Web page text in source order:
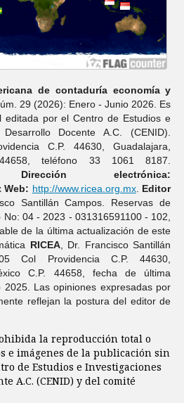
de contaduría economí­a y
29 (2026): Enero - Junio 2026. Es
editada por el Centro de Estudios e
Docente A.C. (CENID).
C.P. 44630, Guadalajara,
teléfono 33 1061 8187.
Dirección electrónica:
Web: http://www.ricea.org.mx. Editor
Santillán Campos. Reservas de
04 - 2023 - 031316591100 - 102,
de la última actualización de este
RICEA, Dr. Francisco Santillán
Col Providencia C.P. 44630,
C.P. 44658, fecha de última
Las opiniones expresadas por
reflejan la postura del editor de
la reproducción total o
e imágenes de la publicación sin
de Estudios e Investigaciones
A.C. (CENID) y del comité